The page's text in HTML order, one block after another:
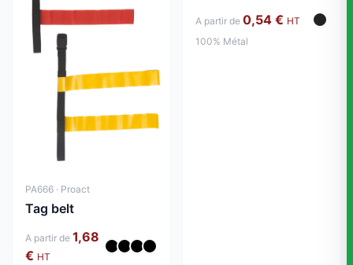
PA666 · Proact
Tag belt
A partir de 1,68
€ HT
A partir de 0,54 € HT
100% Métal